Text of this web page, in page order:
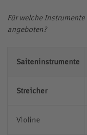
Für welche
angeboten?
Saiteninstrumente
Streicher
Violine